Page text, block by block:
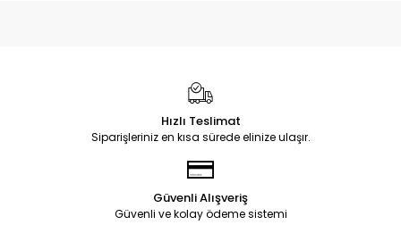
Hızlı Teslimat
Siparişleriniz en kısa sürede elinize ulaşır.
Güvenli Alışveriş
Güvenli ve kolay ödeme sistemi